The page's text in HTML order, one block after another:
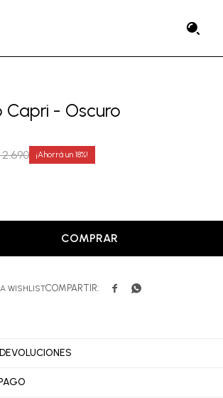
Capri - Oscuro
2.690 18
COMPRAR
 